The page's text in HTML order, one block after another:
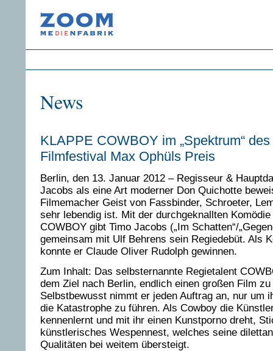
News
KLAPPE COWBOY im „Spektrum“
Filmfestival Max Ophüls Preis
Berlin, den 13. Januar 2012 – Regisseur &
Jacobs als eine Art moderner Don Quichotte
Filmemacher Geist von Fassbinder, Schroeter,
sehr lebendig ist. Mit der durchgeknallten Komödie
COWBOY gibt Timo Jacobs („Im Schatten“/
gemeinsam mit Ulf Behrens sein Regiedebüt. Als
konnte er Claude Oliver Rudolph gewinnen.
Zum Inhalt: Das selbsternannte Regietalent
dem Ziel nach Berlin, endlich einen großen Film zu
Selbstbewusst nimmt er jeden Auftrag an, nur um
die Katastrophe zu führen. Als Cowboy die
kennenlernt und mit ihr einen Kunstporno dreht,
künstlerisches Wespennest, welches seine
Qualitäten bei weitem übersteigt.